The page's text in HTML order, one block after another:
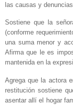
las causas y denuncias
Sostiene que la
(conforme
una suma menor y
Afirma que le es
mantenida en la
Agrega que la actora
restitución sostiene
asentar allí el hogar